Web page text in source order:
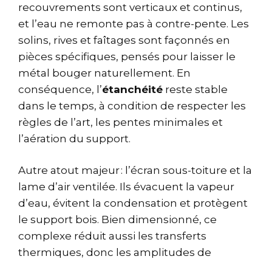
recouvrements sont verticaux et continus,
et l’eau ne remonte pas à contre-pente. Les
solins, rives et faîtages sont façonnés en
pièces spécifiques, pensés pour laisser le
métal bouger naturellement. En
conséquence, l’étanchéité reste stable
dans le temps, à condition de respecter les
règles de l’art, les pentes minimales et
l’aération du support.
Autre atout majeur : l’écran sous-toiture et la
lame d’air ventilée. Ils évacuent la vapeur
d’eau, évitent la condensation et protègent
le support bois. Bien dimensionné, ce
complexe réduit aussi les transferts
thermiques, donc les amplitudes de